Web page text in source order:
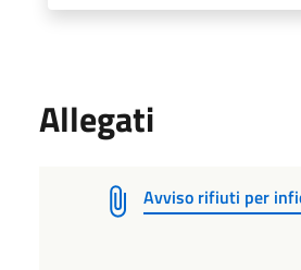
Allegati
Avviso rifiuti per